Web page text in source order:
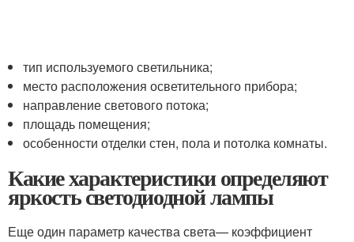
тип используемого светильника;
место расположения осветительного прибора;
направление светового потока;
площадь помещения;
особенности отделки стен, пола и потолка комнаты.
Какие характеристики определяют
яркость светодиодной лампы
Еще один параметр качества света— коэффициент